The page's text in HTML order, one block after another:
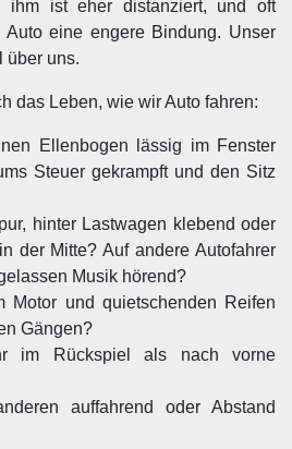
ihm ist eher distanziert, und oft
eine engere Bindung. Unser
über uns.
das Leben, wie wir Auto fahren:
Ellenbogen lässig im Fenster
Steuer gekrampft und den Sitz
hinter Lastwagen klebend oder
der Mitte? Auf andere Autofahrer
Musik hörend?
Motor und quietschenden Reifen
Gängen?
im Rückspiel als nach vorne
auffahrend oder Abstand